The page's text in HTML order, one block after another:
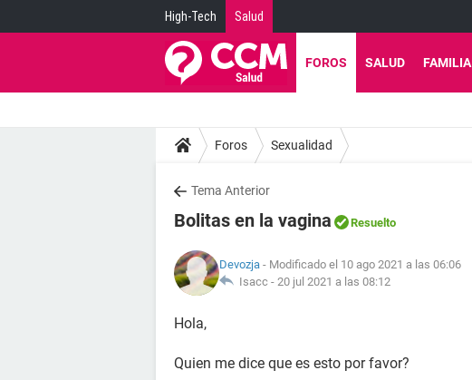
High-Tech Salud
FOROS SALUD FAMILIA
Foros Sexualidad
Tema Anterior
Bolitas en la vagina Resuelto
Devozja - Modificado el 10 ago 2021 a las 06:06
Isacc - 20 jul 2021 a las 08:12
Hola,
Quien me dice que es esto por favor?